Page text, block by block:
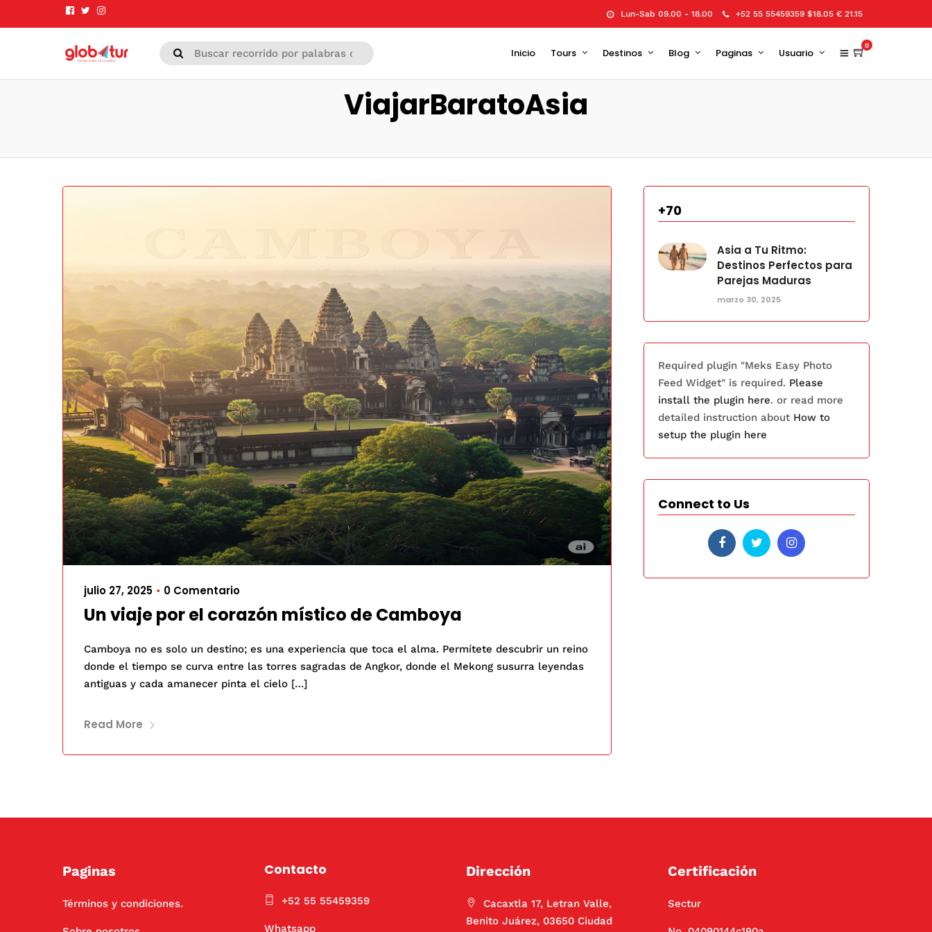
Lun-Sab 09.00 - 18.00 +52 55 55459359 $18.05 € 21.15
Inicio Tours Destinos Blog Paginas Usuario
0
ViajarBaratoAsia
julio 27, 2025 • 0 Comentario
Un viaje por el corazón místico de Camboya
Camboya no es solo un destino; es una experiencia que toca el alma. Permítete descubrir un reino
donde el tiempo se curva entre las torres sagradas de Angkor, donde el Mekong susurra leyendas
antiguas y cada amanecer pinta el cielo […]
Read More
+70
Asia a Tu Ritmo:
Destinos Perfectos para
Parejas Maduras
marzo 30, 2025
Required plugin "Meks Easy Photo
Feed Widget" is required. Please
install the plugin here. or read more
detailed instruction about How to
setup the plugin here
Connect to Us
Paginas
Términos y condiciones.
Contacto
+52 55 55459359
Whatsapp
Dirección
Cacaxtla 17, Letran Valle,
Benito Juárez, 03650 Ciudad
Certificación
Sectur